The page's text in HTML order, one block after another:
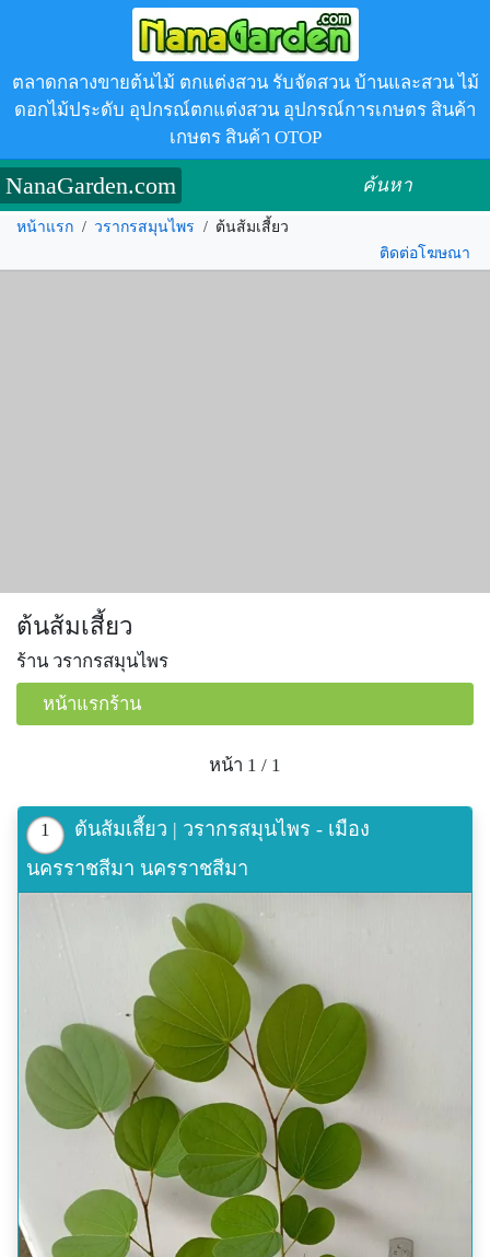
ตลาดกลางขายต้นไม้ ตกแต่งสวน รับจัดสวน บ้านและสวน ไม้
ดอกไม้ประดับ อุปกรณ์ตกแต่งสวน อุปกรณ์การเกษตร สินค้า
เกษตร สินค้า OTOP
NanaGarden.com ค้นหา
หน้าแรก / วรากรสมุนไพร / ต้นส้มเสี้ยว
ติดต่อโฆษณา
ต้นส้มเสี้ยว
ร้าน วรากรสมุนไพร
หน้าแรกร้าน
หน้า 1 / 1
1
ต้นส้มเสี้ยว | วรากรสมุนไพร - เมือง
นครราชสีมา นครราชสีมา